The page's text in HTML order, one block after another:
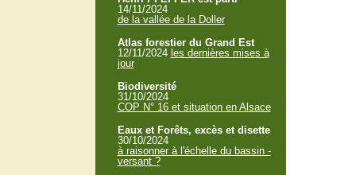
14/11/2024
de la vallée de la Doller
Atlas forestier du Grand Est
12/11/2024 les dernières mises à
jour
Biodiversité
31/10/2024
COP N° 16 et situation en Alsace
Eaux et Forêts, excès et disette
30/10/2024
à raisonner à l'échelle du bassin -
versant ?